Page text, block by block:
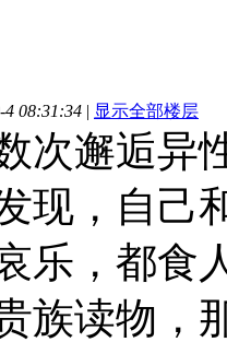
4 08:31:34 | 显示全部楼层
次邂逅异
现，自己
乐，都食
族读物，